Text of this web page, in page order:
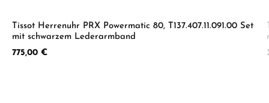
Tissot Herrenuhr PRX Powermatic 80, T137.407.11.091.00 Set
mit schwarzem Lederarmband
Regulärer Preis:
775,00 €